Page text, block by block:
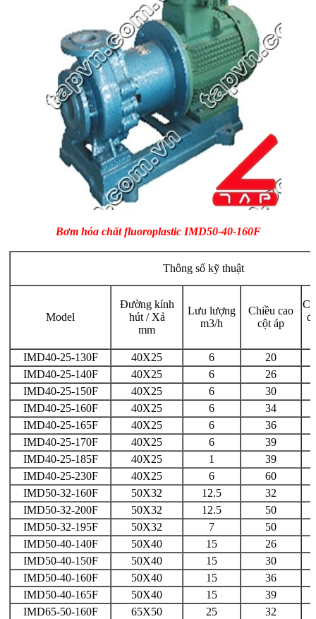
Bơm hóa chất fluoroplastic IMD50-40-160F
Thông số kỹ thuật
Model
Đường kính
hút / Xả
mm
Lưu lượng
m3/h
Chiều cao
cột áp
IMD40-25-130F 40X25 6
20
IMD40-25-140F
40X25 6
26
IMD40-25-150F
40X25 6
30
IMD40-25-160F
40X25 6
34
IMD40-25-165F
40X25 6
36
IMD40-25-170F
40X25 6
39
IMD40-25-185F
40X25 1
39
IMD40-25-230F
40X25 6
60
IMD50-32-160F
50X32 12.5
32
IMD50-32-200F
50X32 12.5
50
IMD50-32-195F
50X32 7
50
IMD50-40-140F
50X40 15
26
IMD50-40-150F
50X40 15
30
IMD50-40-160F
50X40 15
36
IMD50-40-165F
50X40 15
39
IMD65-50-160F
65X50 25 32